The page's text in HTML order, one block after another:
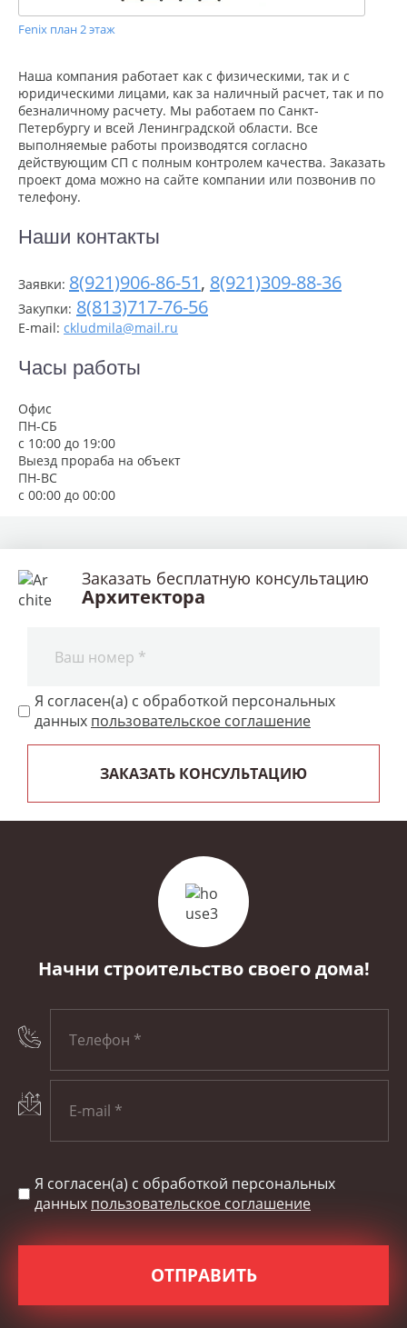
Fenix план 2 этаж
Наша компания работает как с физическими, так и с
юридическими лицами, как за наличный расчет, так и по
безналичному расчету. Мы работаем по Санкт-
Петербургу и всей Ленинградской области. Все
выполняемые работы производятся согласно
действующим СП с полным контролем качества. Заказать
проект дома можно на сайте компании или позвонив по
телефону.
Наши контакты
Заявки: 8(921)906-86-51, 8(921)309-88-36
Закупки: 8(813)717-76-56
E-mail: ckludmila@mail.ru
Часы работы
Офис
ПН-СБ
с 10:00 до 19:00
Выезд прораба на объект
ПН-ВС
с 00:00 до 00:00
Заказать бесплатную консультацию
Архитектора
Я согласен(а) с обработкой персональных
данных пользовательское соглашение
ЗАКАЗАТЬ КОНСУЛЬТАЦИЮ
Начни строительство своего дома!
Я согласен(а) с обработкой персональных
данных пользовательское соглашение
ОТПРАВИТЬ